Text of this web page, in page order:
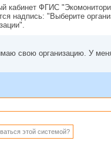
кабинет ФГИС
надпись: "Выберите
свою организацию. У
этой системой?